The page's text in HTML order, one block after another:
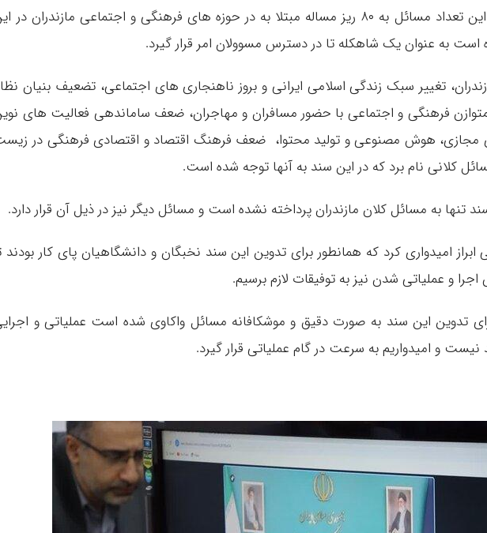
وی ادامه داد:‌ علاوه بر این تعداد مسائل به ۸۰ ریز مساله مبتلا به در حوزه های فرهنگی و اجتماعی مازندران در
به عنوان یک شاهکله تا در دسترس مسوولان امر قرار گیرد.
تغییر سبک زندگی اسلامی ایرانی و بروز ناهنجاری های اجتماعی، ‌تضعیف بنیان
نامتوازن فرهنگی و اجتماعی با حضور مسافران و مهاجران، ‌ضعف ساماندهی فعالیت های
‌هوش مصنوعی و تولید محتوا، ‌ ضعف فرهنگ اقتصاد و اقتصادی فرهنگی در
کلانی نام برد که در این سند به آنها توجه شده است.
تنها به مسائل کلان مازندران پرداخته نشده است و مسائل دیگر نیز در ذیل آن قرار دارد.
ابراز امیدواری کرد که همانطور برای تدوین این سند نخبگان و دانشگاهیان پای کار بودند
و عملیاتی شدن نیز به توفیقات لازم برسیم.
تدوین این سند به صورت دقیق و موشکافانه مسائل واکاوی شده است عملیاتی و
و امیدواریم به سرعت در گام عملیاتی قرار گیرد.